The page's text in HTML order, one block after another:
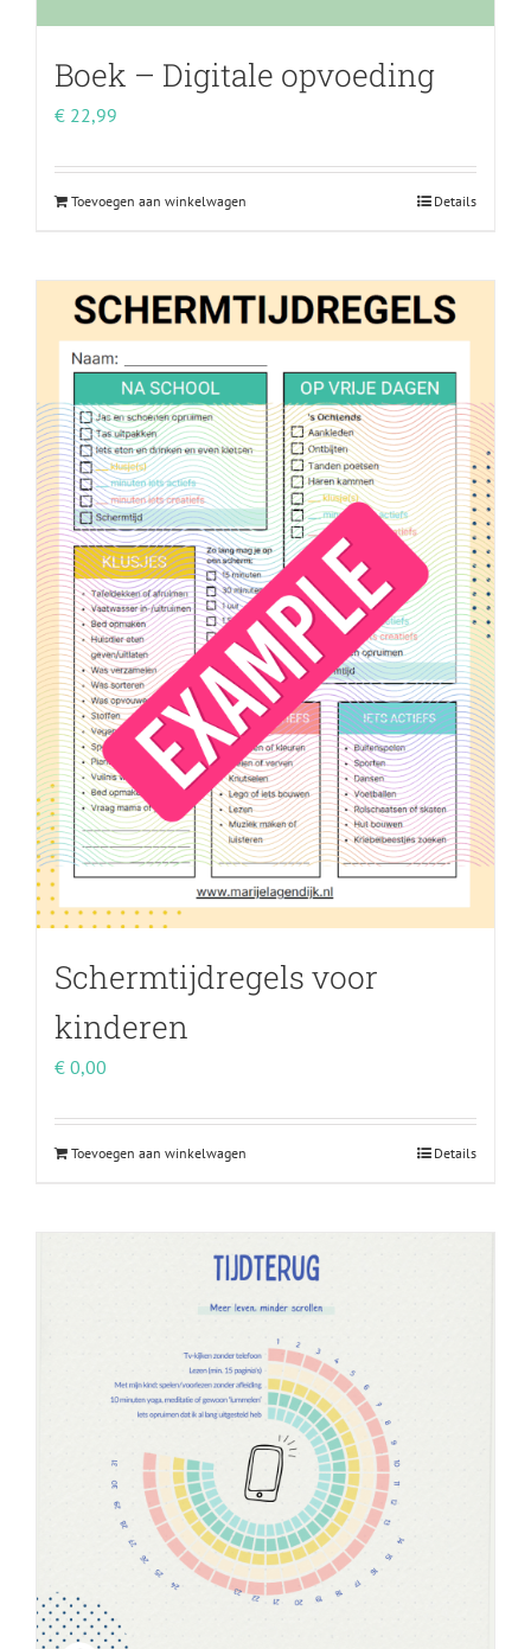
Boek – Digitale opvoeding
€ 22,99
Toevoegen aan winkelwagen Details
Schermtijdregels voor
kinderen
€ 0,00
Toevoegen aan winkelwagen Details